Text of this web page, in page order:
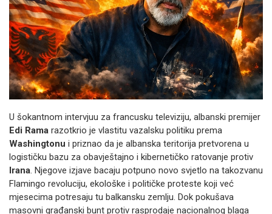
U šokantnom intervjuu za francusku televiziju, albanski premijer
Edi Rama razotkrio je vlastitu vazalsku politiku prema
Washingtonu i priznao da je albanska teritorija pretvorena u
logističku bazu za obavještajno i kibernetičko ratovanje protiv
Irana. Njegove izjave bacaju potpuno novo svjetlo na takozvanu
Flamingo revoluciju, ekološke i političke proteste koji već
mjesecima potresaju tu balkansku zemlju. Dok pokušava
masovni građanski bunt protiv rasprodaje nacionalnog blaga